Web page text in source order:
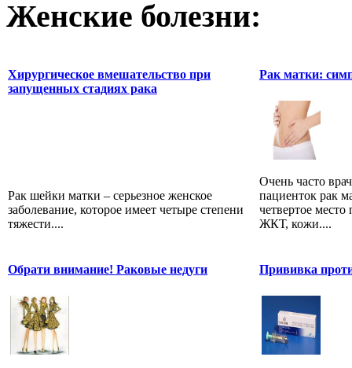
Женские болезни:
Хирургическое вмешательство при
запущенных стадиях рака
Рак шейки матки – серьезное женское
заболевание, которое имеет четыре степени
тяжести....
Рак матки:
Очень часто
пациенток рак
четвертое
ЖКТ, кожи....
Обрати внимание! Раковые недуги Прививка